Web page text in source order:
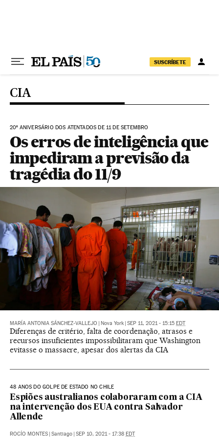
SUSCRÍBETE
CIA
20º ANIVERSÁRIO DOS ATENTADOS DE 11 DE SETEMBRO
Os erros de inteligência que
impediram a previsão da
tragédia do 11/9
MARÍA ANTONIA SÁNCHEZ-VALLEJO Nova York SEP 11, 2021 - 15:15 EDT
Diferenças de critério, falta de coordenação, atrasos e
recursos insuficientes impossibilitaram que Washington
evitasse o massacre, apesar dos alertas da CIA
48 ANOS DO GOLPE DE ESTADO NO CHILE
Espiões australianos colaboraram com a CIA
na intervenção dos EUA contra Salvador
Allende
ROCÍO MONTES Santiago SEP 10, 2021 - 17:38 EDT